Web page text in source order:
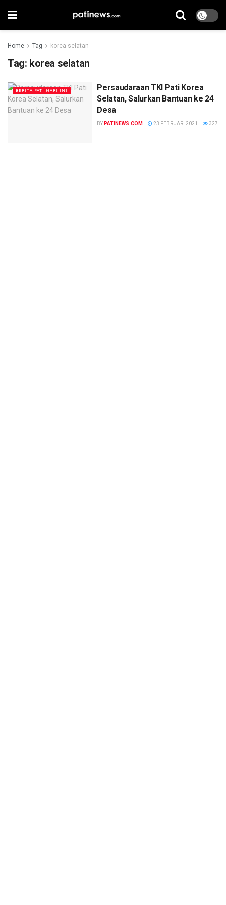
Home Tag korea selatan
Tag: korea selatan
BERITA PATI HARI INI
Persaudaraan TKI Pati Korea
Selatan, Salurkan Bantuan ke 24
Desa
BY PATINEWS.COM 23 FEBRUARI 2021 327